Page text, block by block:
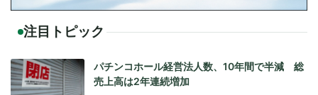
注目トピック
パチンコホール経営法人数、10年間で半減 総
売上高は2年連続増加